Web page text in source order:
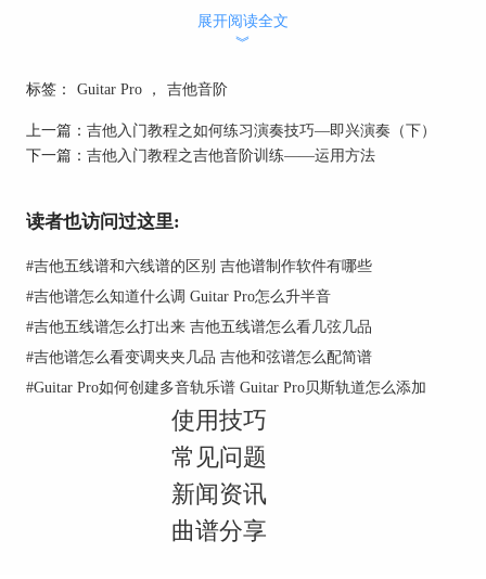
上面的音阶或者是了解了一些音阶的走向。我们先
小调及五声音阶。只要弄清楚了这些音阶，那么我
们会更容易的学习这些音阶使用方法。
例如，以下是Guitar Pro指板图上显示的“A小调五
图片1：Guitar Pro虚拟指板图
展开阅读全文
︾
标签： Guitar Pro ， 吉他音阶
上一篇： 吉他入门教程之如何练习演奏技巧—即兴演奏（下）
下一篇： 吉他入门教程之吉他音阶训练——运用方法
读者也访问过这里:
#吉他五线谱和六线谱的区别 吉他谱制作软件有哪些
#吉他谱怎么知道什么调 Guitar Pro怎么升半音
#吉他五线谱怎么打出来 吉他五线谱怎么看几弦几品
#吉他谱怎么看变调夹夹几品 吉他和弦谱怎么配简谱
#Guitar Pro如何创建多音轨乐谱 Guitar Pro贝斯轨道怎么添加
使用技巧
常见问题
新闻资讯
曲谱分享